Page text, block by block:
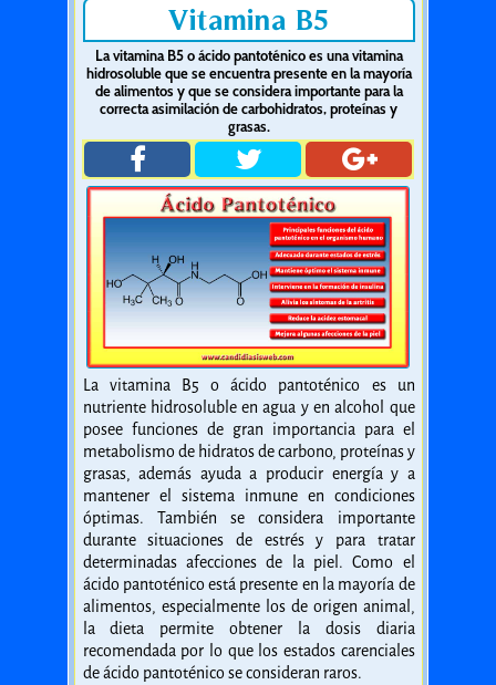
Vitamina B5
La vitamina B5 o ácido pantoténico es una vitamina
hidrosoluble que se encuentra presente en la mayoría
de alimentos y que se considera importante para la
correcta asimilación de carbohidratos, proteínas y
grasas.
La vitamina B5 o ácido pantoténico es un
nutriente hidrosoluble en agua y en alcohol que
posee funciones de gran importancia para el
metabolismo de hidratos de carbono, proteínas y
grasas, además ayuda a producir energía y a
mantener el sistema inmune en condiciones
óptimas. También se considera importante
durante situaciones de estrés y para tratar
determinadas afecciones de la piel. Como el
ácido pantoténico está presente en la mayoría de
alimentos, especialmente los de origen animal,
la dieta permite obtener la dosis diaria
recomendada por lo que los estados carenciales
de ácido pantoténico se consideran raros.